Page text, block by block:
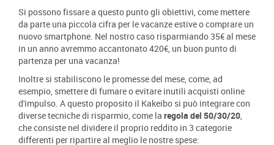
Si possono fissare a questo punto gli obiettivi, come mettere
da parte una piccola cifra per le vacanze estive o comprare un
nuovo smartphone. Nel nostro caso risparmiando 35€ al mese
in un anno avremmo accantonato 420€, un buon punto di
partenza per una vacanza!
Inoltre si stabiliscono le promesse del mese, come, ad
esempio, smettere di fumare o evitare inutili acquisti online
d'impulso. A questo proposito il Kakeibo si può integrare con
diverse tecniche di risparmio, come la regola del 50/30/20
che consiste nel dividere il proprio reddito in 3 categorie
differenti per ripartire al meglio le nostre spese: